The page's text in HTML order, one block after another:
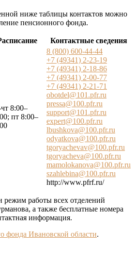
ниже таблицы контактов можно
пенсионного фонда.
Контактные сведения
8:00–
пт 8:00–
8 (800) 600-44-44
+7 (49341) 2-23-19
+7 (49341) 2-18-86
+7 (49341) 2-00-77
+7 (49341) 2-21-71
obotdel@101.pfr.ru
pressa@100.pfr.ru
support@101.pfr.ru
expert@100.pfr.ru
lbushkova@100.pfr.ru
odyatkova@100.pfr.ru
tgoryachevav@100.pfr.ru
tgoryacheva@100.pfr.ru
mamolokanova@100.pfr.ru
szahlebina@100.pfr.ru
http://www.pfrf.ru/
режим работы всех отделений
а также бесплатные номера
информация.
фонда Ивановской области.